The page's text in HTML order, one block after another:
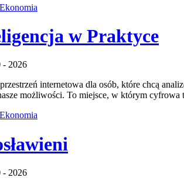
w Praktyce
- 2026
internetowa dla osób, które chcą
możliwości. To miejsce, w którym
- 2026